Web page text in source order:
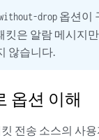
drop 옵션이
킷은 알람 메시지
않습니다.
옵션 이해
전송 소스의 사